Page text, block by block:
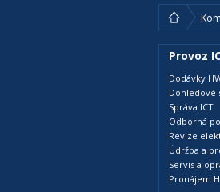
Provoz
Dodávky
Dohledové
Správa ICT
Odborná
Revize
Údržba a
Servis a
Pronájem